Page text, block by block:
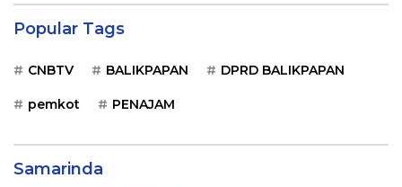
Popular Tags
CNBTV BALIKPAPAN DPRD BALIKPAPAN
pemkot PENAJAM
Samarinda